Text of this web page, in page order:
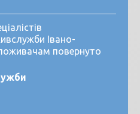
Івано-
повернуто